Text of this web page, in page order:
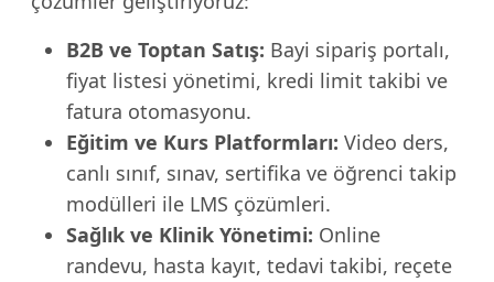
B2B ve Toptan Satış: Bayi sipariş portalı,
fiyat listesi yönetimi, kredi limit takibi ve
fatura otomasyonu.
Eğitim ve Kurs Platformları: Video ders,
canlı sınıf, sınav, sertifika ve öğrenci takip
modülleri ile LMS çözümleri.
Sağlık ve Klinik Yönetimi: Online
randevu, hasta kayıt, tedavi takibi, reçete